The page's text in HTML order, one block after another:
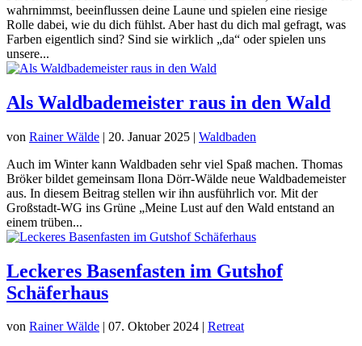
wahrnimmst, beeinflussen deine Laune und spielen eine riesige
Rolle dabei, wie du dich fühlst. Aber hast du dich mal gefragt, was
Farben eigentlich sind? Sind sie wirklich „da“ oder spielen uns
unsere...
Als Waldbademeister raus in den Wald
von Rainer Wälde | 20. Januar 2025 | Waldbaden
Auch im Winter kann Waldbaden sehr viel Spaß machen. Thomas
Bröker bildet gemeinsam Ilona Dörr-Wälde neue Waldbademeister
aus. In diesem Beitrag stellen wir ihn ausführlich vor. Mit der
Großstadt-WG ins Grüne „Meine Lust auf den Wald entstand an
einem trüben...
Leckeres Basenfasten im Gutshof
Schäferhaus
von Rainer Wälde | 07. Oktober 2024 | Retreat